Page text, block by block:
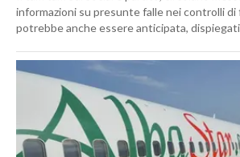
informazioni su presunte falle nei controlli di
potrebbe anche essere anticipata,